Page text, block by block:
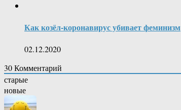
Как козёл-коронавирус убивает феминизм
02.12.2020
30Комментарий
старые
новые